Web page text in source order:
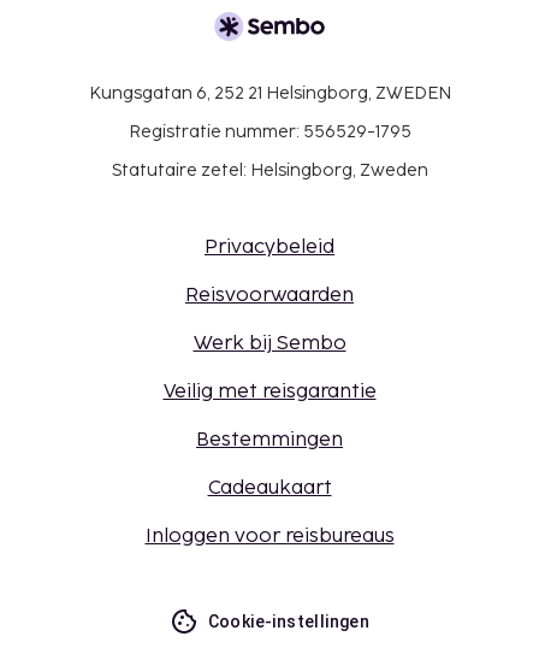
Kungsgatan 6, 252 21 Helsingborg, ZWEDEN
Registratie nummer: 556529-1795
Statutaire zetel: Helsingborg, Zweden
Privacybeleid
Reisvoorwaarden
Werk bij Sembo
Veilig met reisgarantie
Bestemmingen
Cadeaukaart
Inloggen voor reisbureaus
Cookie-instellingen